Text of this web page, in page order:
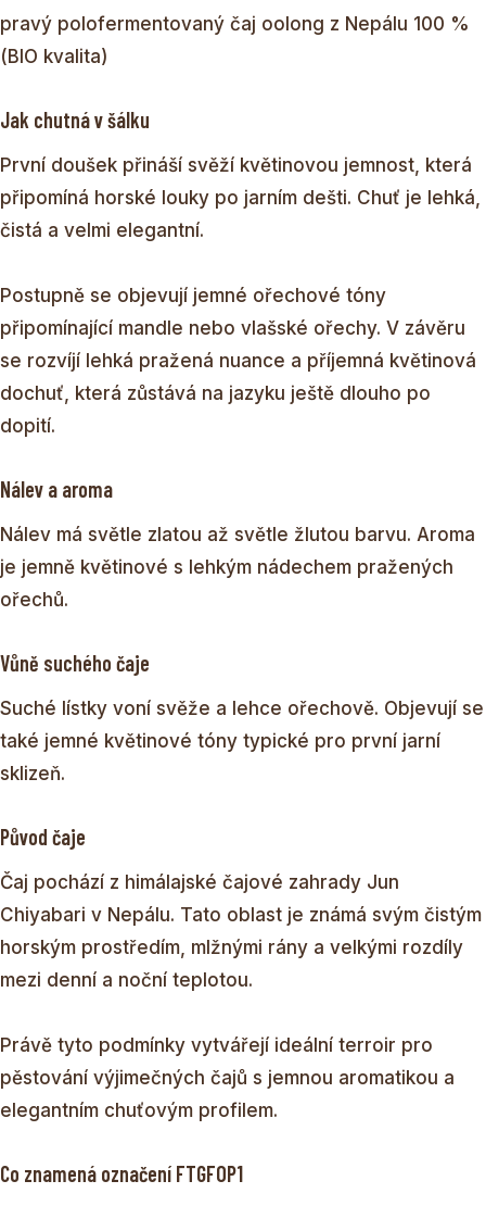
pravý polofermentovaný čaj oolong z Nepálu 100 %
(BIO kvalita)
Jak chutná v šálku
První doušek přináší svěží květinovou jemnost, která
připomíná horské louky po jarním dešti. Chuť je lehká,
čistá a velmi elegantní.
Postupně se objevují jemné ořechové tóny
připomínající mandle nebo vlašské ořechy. V závěru
se rozvíjí lehká pražená nuance a příjemná květinová
dochuť, která zůstává na jazyku ještě dlouho po
dopití.
Nálev a aroma
Nálev má světle zlatou až světle žlutou barvu. Aroma
je jemně květinové s lehkým nádechem pražených
ořechů.
Vůně suchého čaje
Suché lístky voní svěže a lehce ořechově. Objevují se
také jemné květinové tóny typické pro první jarní
sklizeň.
Původ čaje
Čaj pochází z himálajské čajové zahrady Jun
Chiyabari v Nepálu. Tato oblast je známá svým čistým
horským prostředím, mlžnými rány a velkými rozdíly
mezi denní a noční teplotou.
Právě tyto podmínky vytvářejí ideální terroir pro
pěstování výjimečných čajů s jemnou aromatikou a
elegantním chuťovým profilem.
Co znamená označení FTGFOP1